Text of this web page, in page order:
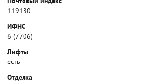
119180
ИФНС
6 (7706)
Лифты
есть
Отделка